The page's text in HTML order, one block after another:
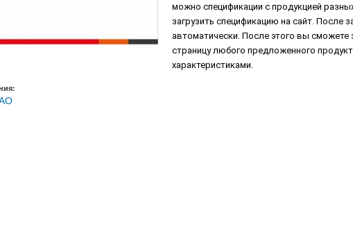
можно спецификации с продукцией
загрузить спецификацию на сайт. После
автоматически. После этого вы сможете
страницу любого предложенного
характеристиками.